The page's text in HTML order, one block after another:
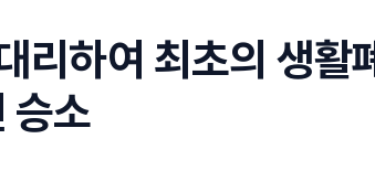
하여 최초의 생활폐
승소